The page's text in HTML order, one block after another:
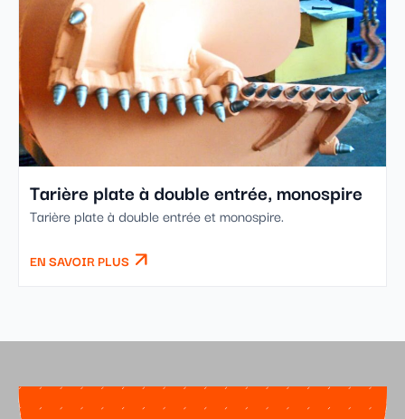
Tarière plate à double entrée, monospire
Tarière plate à double entrée et monospire.
EN SAVOIR PLUS